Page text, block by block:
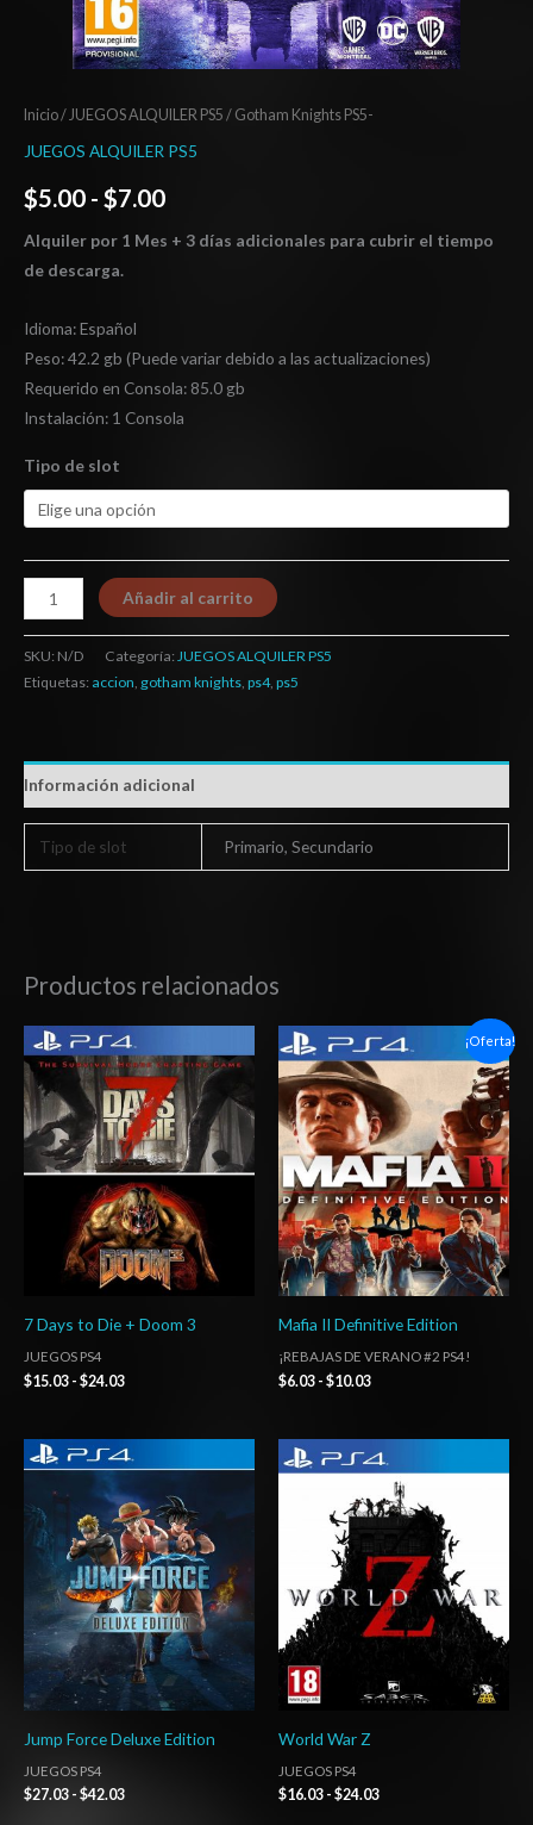
Inicio/ JUEGOS ALQUILER PS5 / Gotham Knights PS5-
JUEGOS ALQUILER PS5
$5.00 - $7.00
Alquiler por 1 Mes + 3 días adicionales para cubrir el tiempo
de descarga.
Idioma: Español
Peso: 42.2 gb (Puede variar debido a las actualizaciones)
Requerido en Consola: 85.0 gb
Instalación: 1 Consola
Tipo de slot
Añadir al carrito
SKU: N/D Categoría: JUEGOS ALQUILER PS5
Etiquetas: accion, gotham knights, ps4, ps5
Información adicional
Tipo de slot Primario, Secundario
Productos relacionados
7 Days to Die + Doom 3
JUEGOS PS4
$15.03 - $24.03
Rango
de
precios:
desde
$15.03
hasta
$24.03
¡Oferta!
Mafia II Definitive Edition
¡REBAJAS DE VERANO #2 PS4!
$6.03 - $10.03
Rango
de
precios:
desde
$6.03
hasta
$10.03
Jump Force Deluxe Edition
JUEGOS PS4
$27.03 - $42.03
Rango
de
desde
$27.03
hasta
$42.03
World War Z
JUEGOS PS4
$16.03 - $24.03
de
precios:
desde
$16.03
hasta
$24.03